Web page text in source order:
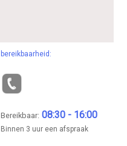
bereikbaarheid:
Bereikbaar: 08:30 - 16:00
Binnen 3 uur een afspraak